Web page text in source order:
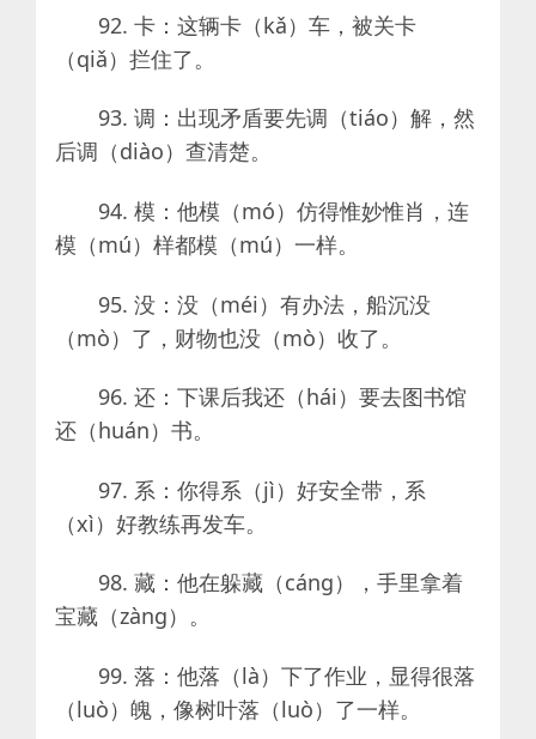
92. 卡：这辆卡（kǎ）车，被关卡
（qiǎ）拦住了。
93. 调：出现矛盾要先调（tiáo）解，然
后调（diào）查清楚。
94. 模：他模（mó）仿得惟妙惟肖，连
模（mú）样都模（mú）一样。
95. 没：没（méi）有办法，船沉没
（mò）了，财物也没（mò）收了。
96. 还：下课后我还（hái）要去图书馆
还（huán）书。
97. 系：你得系（jì）好安全带，系
（xì）好教练再发车。
98. 藏：他在躲藏（cáng），手里拿着
宝藏（zàng）。
99. 落：他落（là）下了作业，显得很落
（luò）魄，像树叶落（luò）了一样。